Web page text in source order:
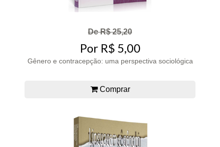
De R$ 25,20
Por R$ 5,00
Gênero e contracepção: uma perspectiva sociológica
Comprar